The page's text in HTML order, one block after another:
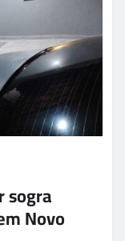
sogra
Novo